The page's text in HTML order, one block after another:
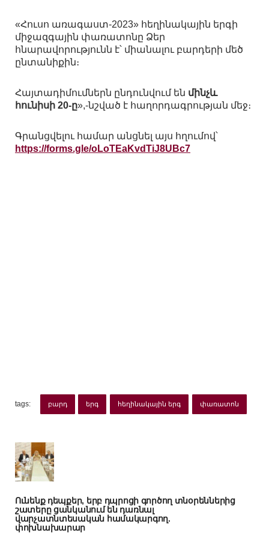
«Հուսո առագաստ-2023» հեղինակային երգի
միջազգային փառատոնը Ձեր
հնարավորությունն է՝ միանալու բարդերի մեծ
ընտանիքին։
Հայտադիմումներն ընդունվում են մինչև
հունիսի 20-ը»,-նշված է հաղորդագրության մեջ։
Գրանցվելու համար անցնել այս հղումով՝
https://forms.gle/oLoTEaKvdTiJ8UBc7
tags: բարդ երգ հեղինակային երգ փառատոն
Ունենք դեպքեր, երբ դպրոցի գործող տնօրեններից
շատերը ցանկանում են դառնալ
վարչատնտեսական համակարգող.
փոխնախարար